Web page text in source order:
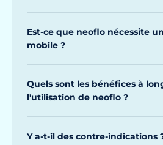
Est-ce que neoflo nécessite
mobile ?
Quels sont les bénéfices à
l'utilisation de neoflo ?
Y a-t-il des contre-indications